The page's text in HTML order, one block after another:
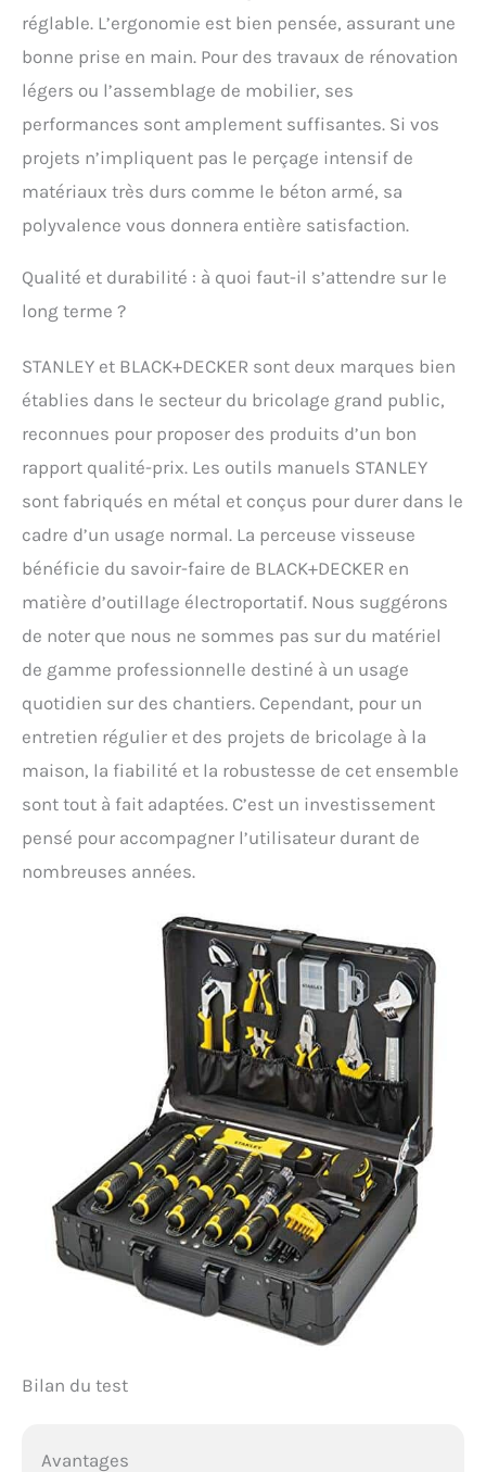
visibilité
réglable. L’ergonomie est bien pensée, assurant une
bonne prise en main. Pour des travaux de rénovation
légers ou l’assemblage de mobilier, ses
performances sont amplement suffisantes. Si vos
projets n’impliquent pas le perçage intensif de
matériaux très durs comme le béton armé, sa
polyvalence vous donnera entière satisfaction.
Qualité et durabilité : à quoi faut-il s’attendre sur le
long terme ?
STANLEY et BLACK+DECKER sont deux marques bien
établies dans le secteur du bricolage grand public,
reconnues pour proposer des produits d’un bon
rapport qualité-prix. Les outils manuels STANLEY
sont fabriqués en métal et conçus pour durer dans le
cadre d’un usage normal. La perceuse visseuse
bénéficie du savoir-faire de BLACK+DECKER en
matière d’outillage électroportatif. Nous suggérons
de noter que nous ne sommes pas sur du matériel
de gamme professionnelle destiné à un usage
quotidien sur des chantiers. Cependant, pour un
entretien régulier et des projets de bricolage à la
maison, la fiabilité et la robustesse de cet ensemble
sont tout à fait adaptées. C’est un investissement
pensé pour accompagner l’utilisateur durant de
nombreuses années.
Bilan du test
Avantages